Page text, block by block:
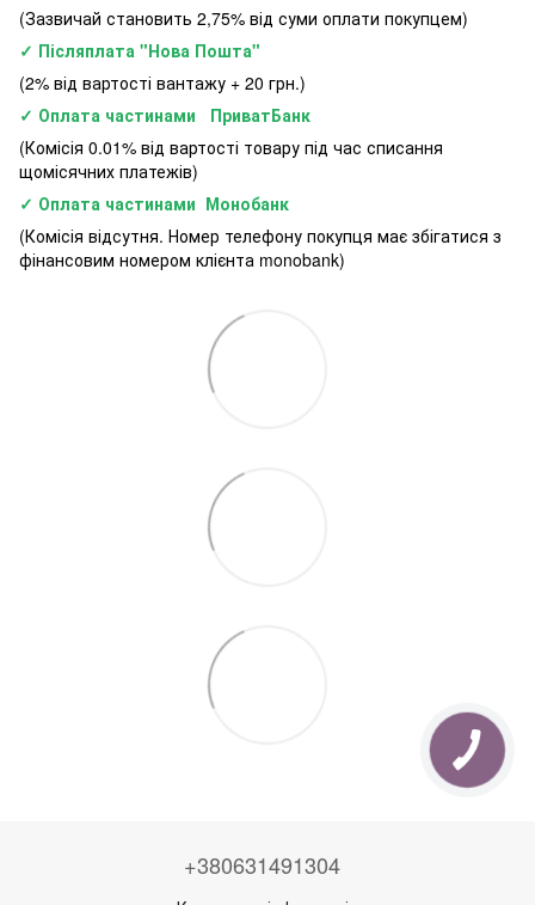
(Зазвичай становить 2,75% від суми оплати покупцем)
✓ Післяплата "Нова Пошта"
(2% від вартості вантажу + 20 грн.)
✓ Оплата частинами ПриватБанк
(Комісія 0.01% від вартості товару під час списання
щомісячних платежів)
✓ Оплата частинами Монобанк
(Комісія відсутня. Номер телефону покупця має збігатися з
фінансовим номером клієнта monobank)
+380631491304